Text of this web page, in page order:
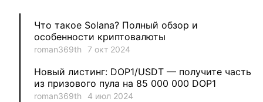
Evgeniy 3
aleksandr-es 2
Что такое Solana? Полный обзор и
особенности криптовалюты
roman369th 7 окт 2024
Новый листинг: DOP1/USDT — получите часть
из призового пула на 85 000 000 DOP1
roman369th 4 июл 2024